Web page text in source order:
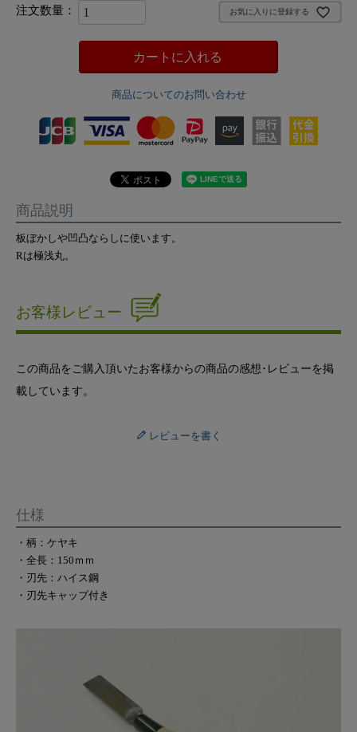
お気に入りに登録する
カートに入れる
商品についてのお問い合わせ
商品説明
板ぼかしや凹凸ならしに使います。
Rは極浅丸。
お客様レビュー
この商品をご購入頂いたお客様からの商品の感想･レビューを掲
載しています。
レビューを書く
仕様
・柄：ケヤキ
・全長：150ｍｍ
・刃先：ハイス鋼
・刃先キャップ付き